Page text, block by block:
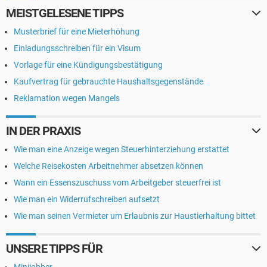
MEISTGELESENE TIPPS
Musterbrief für eine Mieterhöhung
Einladungsschreiben für ein Visum
Vorlage für eine Kündigungsbestätigung
Kaufvertrag für gebrauchte Haushaltsgegenstände
Reklamation wegen Mangels
IN DER PRAXIS
Wie man eine Anzeige wegen Steuerhinterziehung erstattet
Welche Reisekosten Arbeitnehmer absetzen können
Wann ein Essenszuschuss vom Arbeitgeber steuerfrei ist
Wie man ein Widerrufschreiben aufsetzt
Wie man seinen Vermieter um Erlaubnis zur Haustierhaltung bittet
UNSERE TIPPS FÜR